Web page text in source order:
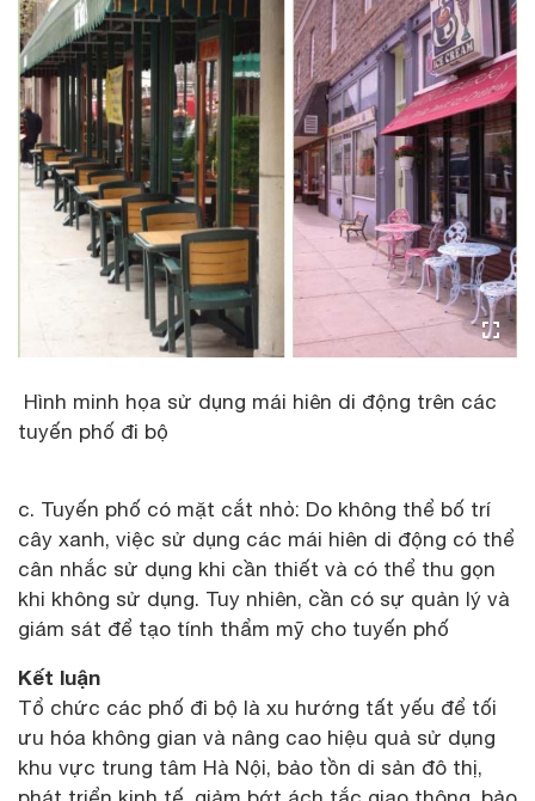
Hình minh họa sử dụng mái hiên di động trên các
tuyến phố đi bộ
c. Tuyến phố có mặt cắt nhỏ: Do không thể bố trí
cây xanh, việc sử dụng các mái hiên di động có thể
cân nhắc sử dụng khi cần thiết và có thể thu gọn
khi không sử dụng. Tuy nhiên, cần có sự quản lý và
giám sát để tạo tính thẩm mỹ cho tuyến phố
Kết luận
Tổ chức các phố đi bộ là xu hướng tất yếu để tối
ưu hóa không gian và nâng cao hiệu quả sử dụng
khu vực trung tâm Hà Nội, bảo tồn di sản đô thị,